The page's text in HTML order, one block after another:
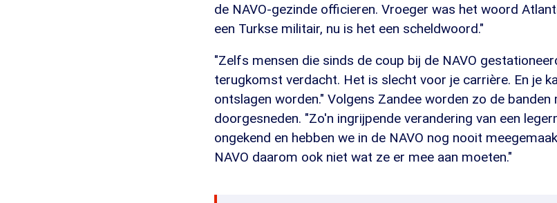
de NAVO-gezinde officieren. Vroeger was het woord
een Turkse militair, nu is het een scheldwoord."
"Zelfs mensen die sinds de coup bij de NAVO
terugkomst verdacht. Het is slecht voor je carrière. En je
ontslagen worden." Volgens Zandee worden zo de banden
doorgesneden. "Zo'n ingrijpende verandering van een
ongekend en hebben we in de NAVO nog nooit
NAVO daarom ook niet wat ze er mee aan moeten."